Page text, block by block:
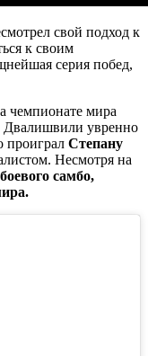
свой подход к
к своим
серия побед,
чемпионате мира
увренно
проиграл Степану
Несмотря на
самбо,